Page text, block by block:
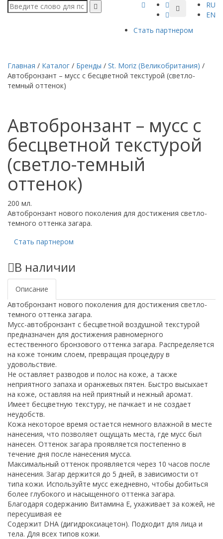
RU
EN
Стать партнером
Главная / Каталог / Бренды / St. Moriz (Великобритания) /
Автобронзант – мусс с бесцветной текстурой (светлo-
темный оттенок)
Автобронзант – мусс с
бесцветной текстурой
(светлo-темный
оттенок)
200 мл.
Автобронзант нового поколения для достижения светло-
темного оттенка загара.
Стать партнером
В наличии
Описание
Автобронзант нового поколения для достижения светло-
темного оттенка загара.
Мусс-автобронзант с бесцветной воздушной текстурой
предназначен для достижения равномерного
естественного бронзового оттенка загара. Распределяется
на коже тонким слоем, превращая процедуру в
удовольствие.
Не оставляет разводов и полос на коже, а также
неприятного запаха и оранжевых пятен. Быстро высыхает
на коже, оставляя на ней приятный и нежный аромат.
Имеет бесцветную текстуру, не пачкает и не создает
неудобств.
Кожа некоторое время остается немного влажной в месте
нанесения, что позволяет ощущать места, где мусс был
нанесен. Оттенок загара проявляется постепенно в
течение дня после нанесения мусса.
Максимальный оттенок проявляется через 10 часов после
нанесения. Загар держится до 5 дней, в зависимости от
типа кожи. Используйте мусс ежедневно, чтобы добиться
более глубокого и насыщенного оттенка загара.
Благодаря содержанию Витамина Е, ухаживает за кожей, не
пересушивая ее
Содержит DHA (дигидроксиацетон). Подходит для лица и
тела. Для всех типов кожи.